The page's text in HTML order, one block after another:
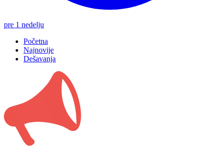
pre 1 nedelju
Početna
Najnovije
Dešavanja